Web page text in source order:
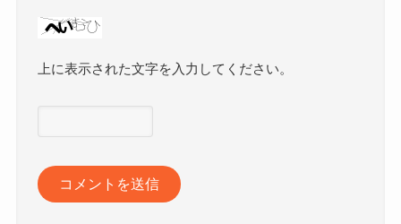
上に表示された文字を入力してください。